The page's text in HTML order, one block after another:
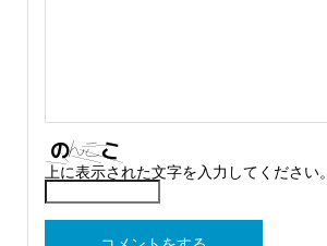
上に表示された文字を入力してください。